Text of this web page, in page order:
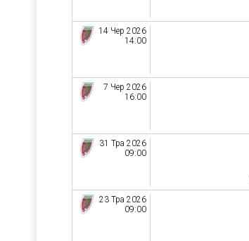
14 Чер 2026
14:00
7 Чер 2026
16:00
31 Тра 2026
09:00
23 Тра 2026
09:00